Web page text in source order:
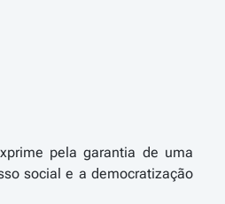
pela garantia de uma
social e a democratização